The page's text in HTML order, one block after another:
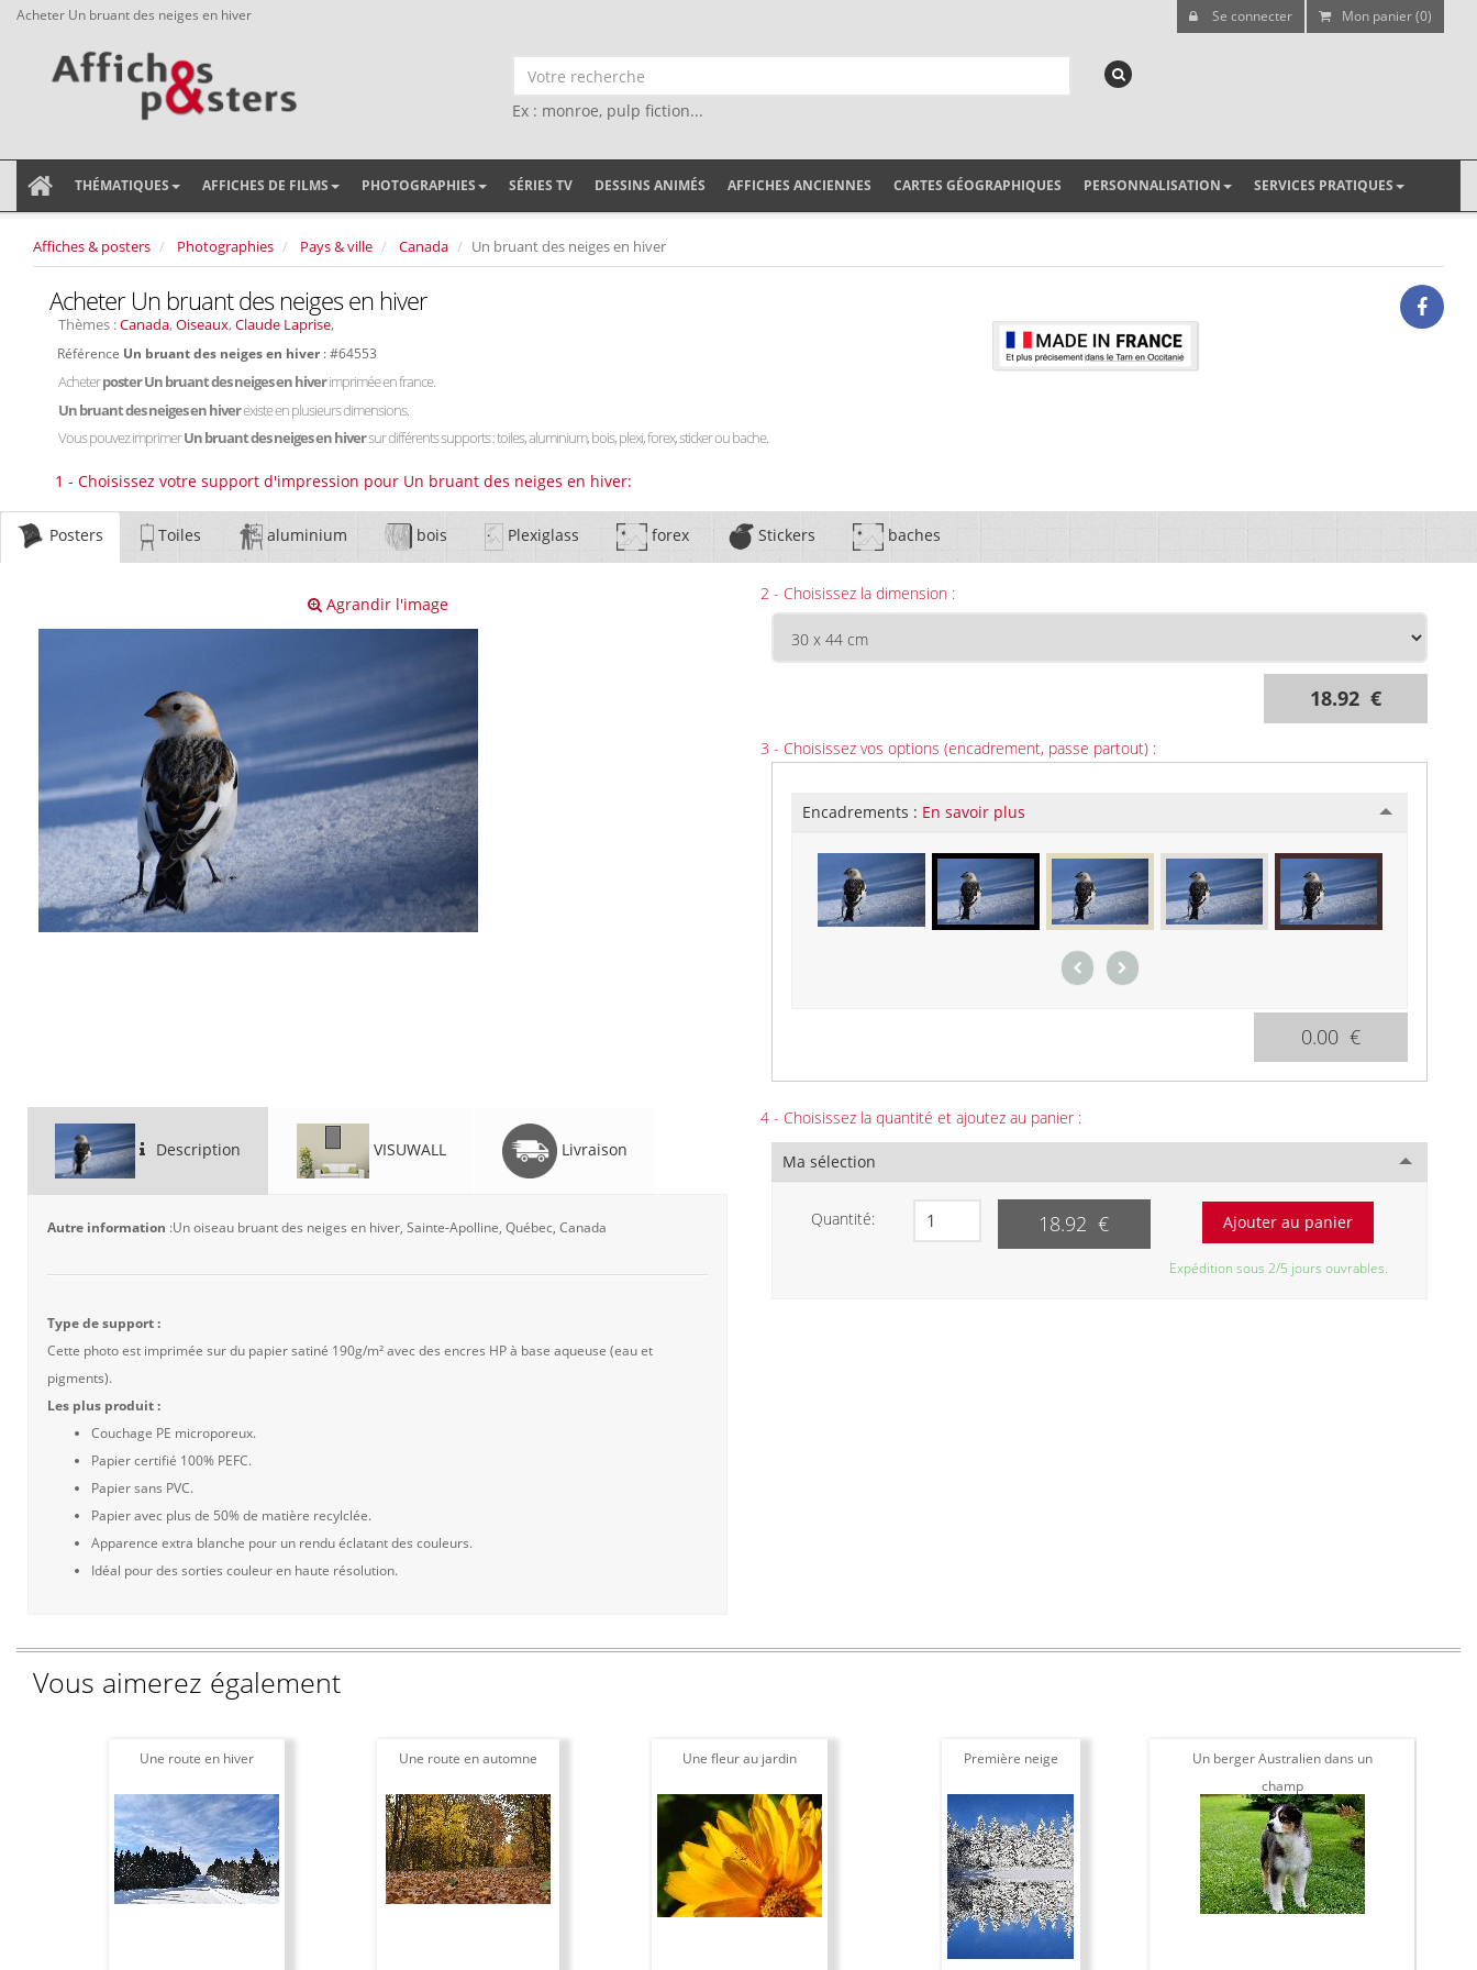
Acheter Un bruant des neiges en hiver Se connecter Mon panier (0)
Ex : monroe, pulp fiction...
THÉMATIQUES AFFICHES DE FILMS PHOTOGRAPHIES SÉRIES TV DESSINS ANIMÉS AFFICHES ANCIENNES CARTES GÉOGRAPHIQUES PERSONNALISATION SERVICES PRATIQUES
Affiches & posters Photographies Pays & ville Canada Un bruant des neiges en hiver
Acheter Un bruant des neiges en hiver
Thèmes :Canada, Oiseaux, Claude Laprise,
Référence Un bruant des neiges en hiver: #64553
Acheterposter Un bruant des neiges en hiverimprimée en france.
Un bruant des neiges en hiverexiste en plusieurs dimensions.
Vous pouvez imprimerUn bruant des neiges en hiversur différents supports : toiles, aluminium, bois, plexi, forex, sticker ou bache.
1 - Choisissez votre support d'impression pour Un bruant des neiges en hiver:
Posters Toiles aluminium bois Plexiglass forex Stickers baches
Agrandir l'image
Description VISUWALL Livraison
Autre information :Un oiseau bruant des neiges en hiver, Sainte-Apolline, Québec, Canada
Type de support :
Cette photo est imprimée sur du papier satiné 190g/m² avec des encres HP à base aqueuse (eau et
pigments).
Les plus produit :
Couchage PE microporeux.
Papier certifié 100% PEFC.
Papier sans PVC.
Papier avec plus de 50% de matière recylclée.
Apparence extra blanche pour un rendu éclatant des couleurs.
Idéal pour des sorties couleur en haute résolution.
2 - Choisissez la dimension :
18.92 €
3 - Choisissez vos options (encadrement, passe partout) :
Encadrements : En savoir plus
0.00 €
4 - Choisissez la quantité et ajoutez au panier :
Ma sélection
Quantité: 18.92 €
Expédition sous 2/5 jours ouvrables.
Vous aimerez également
Une route en hiver Une route en automne Une fleur au jardin Première neige
Un berger Australien dans un
champ